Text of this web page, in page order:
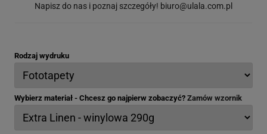
Napisz do nas i poznaj szczegóły! biuro@ulala.com.pl
Rodzaj wydruku
Wybierz materiał - Chcesz go najpierw zobaczyć? Zamów wzornik